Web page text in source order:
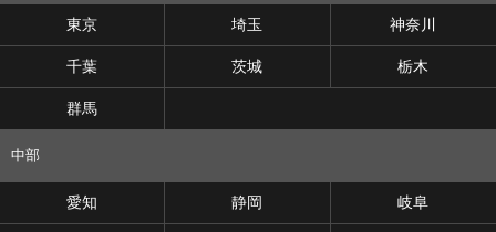
東京 埼玉 神奈川
千葉 茨城 栃木
群馬
中部
愛知 静岡 岐阜